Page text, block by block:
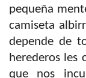
pequeña
camiseta
depende de
herederos les
que nos